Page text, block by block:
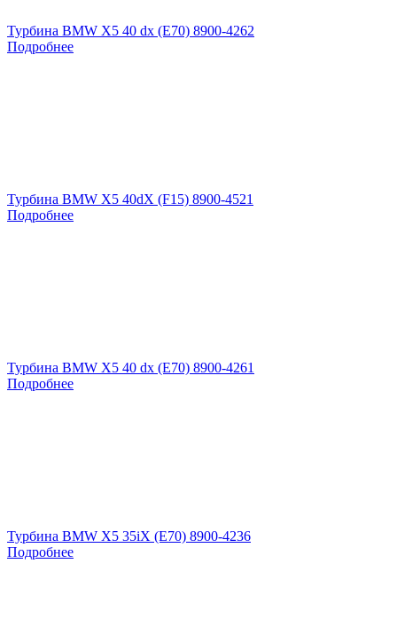
Турбина BMW X5 40 dx (E70) 8900-4262
Подробнее
Турбина BMW X5 40dX (F15) 8900-4521
Подробнее
Турбина BMW X5 40 dx (E70) 8900-4261
Подробнее
Турбина BMW X5 35iX (E70) 8900-4236
Подробнее